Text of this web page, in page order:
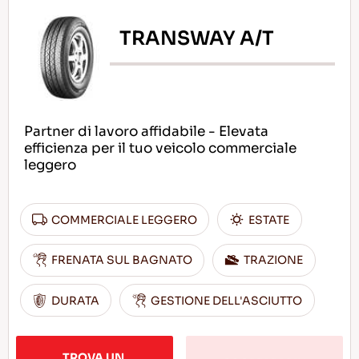
TRANSWAY A/T
Partner di lavoro affidabile - Elevata
efficienza per il tuo veicolo commerciale
leggero
COMMERCIALE LEGGERO ESTATE
FRENATA SUL BAGNATO TRAZIONE
DURATA GESTIONE DELL'ASCIUTTO